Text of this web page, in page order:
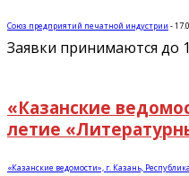
Союз предприятий печатной индустрии -
Заявки принимаются до
«Казанские
летие
«Казанские ведомости», г. Казань,